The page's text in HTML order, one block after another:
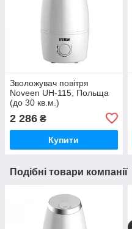
Зволожувач повітря
Noveen UH-115, Польща
(до 30 кв.м.)
2 286 ₴
Купити
Подібні товари компанії